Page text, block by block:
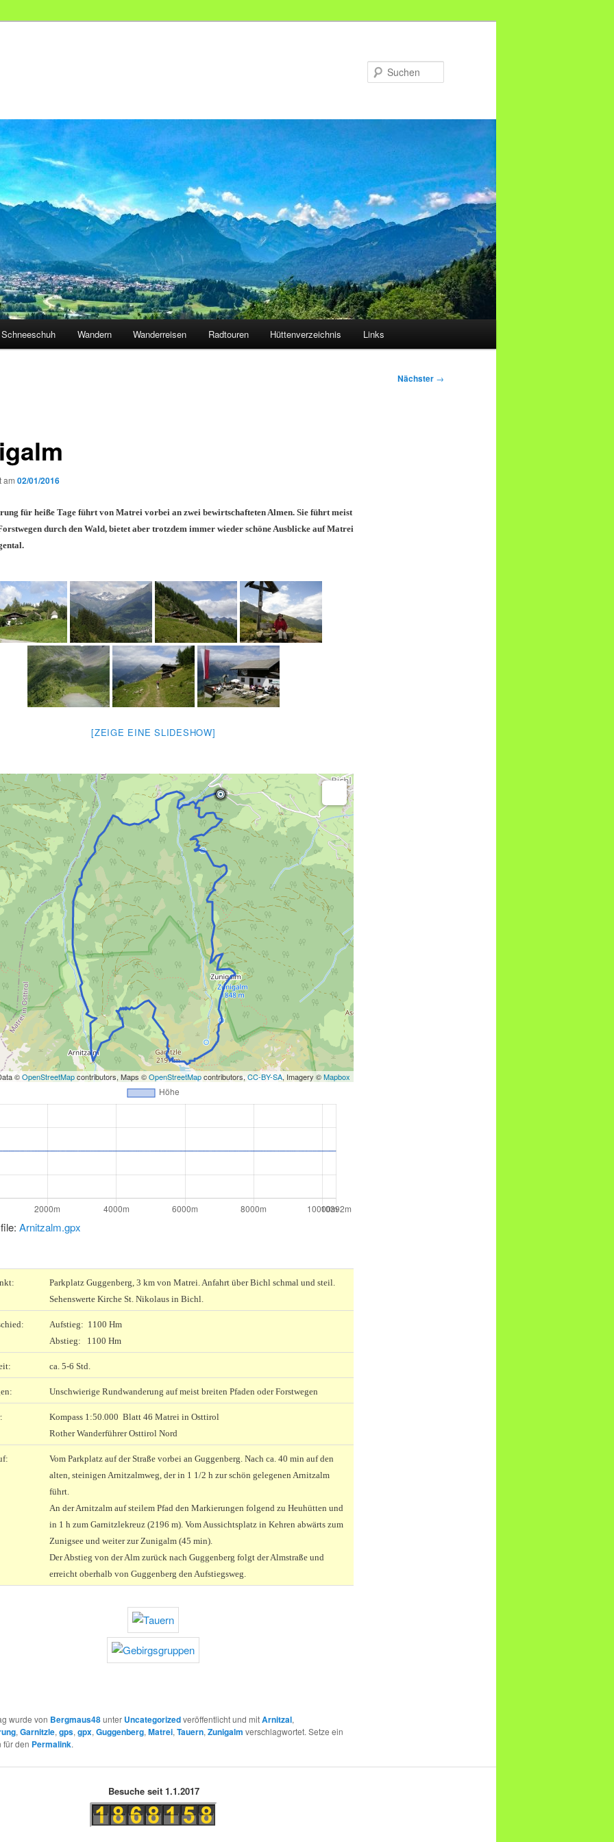
Schneeschuh Wandern Wanderreisen Radtouren Hüttenverzeichnis Links
Nächster →
am 02/01/2016
für heiße Tage führt von Matrei vorbei an zwei bewirtschafteten Almen. Sie führt meist
durch den Wald, bietet aber trotzdem immer wieder schöne Ausblicke auf Matrei
[ZEIGE EINE SLIDESHOW]
©OpenStreetMapcontributors, Maps ©OpenStreetMapcontributors,CC-BY-SA, Imagery ©Mapbox
Arnitzalm.gpx
Parkplatz Guggenberg, 3 km von Matrei. Anfahrt über Bichl schmal und steil.
Sehenswerte Kirche St. Nikolaus in Bichl.
Aufstieg: 1100 Hm
Abstieg: 1100 Hm
ca. 5-6 Std.
Unschwierige Rundwanderung auf meist breiten Pfaden oder Forstwegen
Kompass 1:50.000 Blatt 46 Matrei in Osttirol
Rother Wanderführer Osttirol Nord
Vom Parkplatz auf der Straße vorbei an Guggenberg. Nach ca. 40 min auf den
alten, steinigen Arnitzalmweg, der in 1 1/2 h zur schön gelegenen Arnitzalm
führt.
An der Arnitzalm auf steilem Pfad den Markierungen folgend zu Heuhütten und
in 1 h zum Garnitzlekreuz (2196 m). Vom Aussichtsplatz in Kehren abwärts zum
Zunigsee und weiter zur Zunigalm (45 min).
Der Abstieg von der Alm zurück nach Guggenberg folgt der Almstraße und
erreicht oberhalb von Guggenberg den Aufstiegsweg.
wurde von Bergmaus48unter Uncategorizedveröffentlicht und mitArnitzal,
, Garnitzle, gps, gpx, Guggenberg, Matrei, Tauern, Zunigalm verschlagwortet. Setze ein
für den Permalink.
Besuche seit 1.1.2017